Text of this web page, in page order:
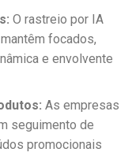
O rastreio por IA
focados,
e envolvente
As empresas
seguimento de
promocionais